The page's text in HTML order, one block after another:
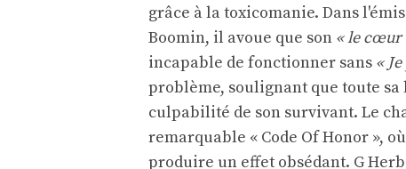
grâce à la toxicomanie. Dans
Boomin, il avoue que son « le cœur
incapable de fonctionner sans «
problème, soulignant que toute sa
culpabilité de son survivant. Le
remarquable « Code Of Honor »,
produire un effet obsédant. G